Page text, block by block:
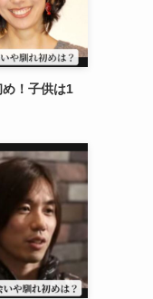
！子供は1